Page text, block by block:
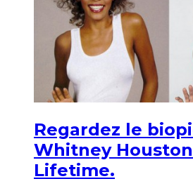
Regardez le
Whitney
Lifetime.